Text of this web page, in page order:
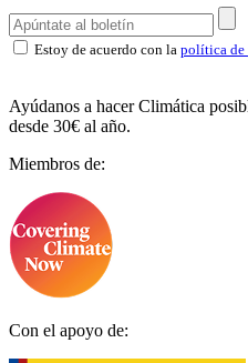
Estoy de acuerdo con la política de
Ayúdanos a hacer Climática
desde 30€ al año.
Miembros de:
Con el apoyo de: